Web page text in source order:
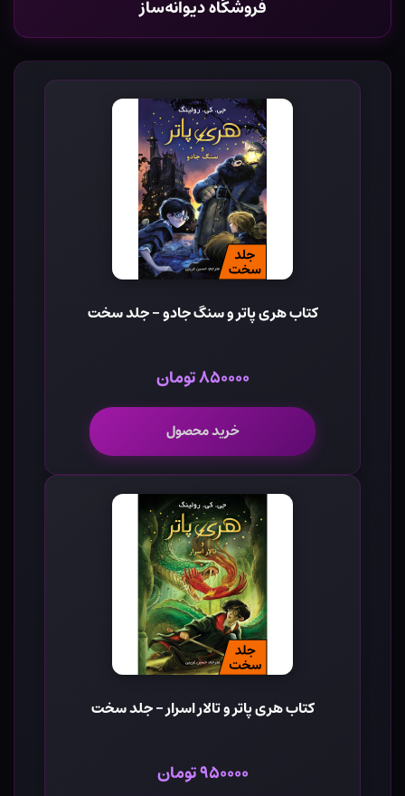
فروشگاه دیوانه‌ساز
کتاب هری پاتر و سنگ جادو - جلد سخت
۸۵۰۰۰۰ تومان
خرید محصول
کتاب هری پاتر و تالار اسرار - جلد سخت
۹۵۰۰۰۰ تومان